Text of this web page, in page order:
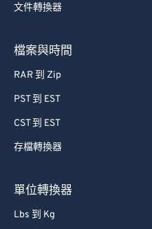
文件轉換器
檔案與時間
RAR 到 Zip
PST 到 EST
CST 到 EST
存檔轉換器
單位轉換器
Lbs 到 Kg